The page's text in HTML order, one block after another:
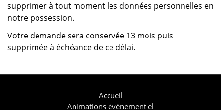
supprimer à tout moment les données personnelles en
notre possession.
Votre demande sera conservée 13 mois puis
supprimée à échéance de ce délai.
Accueil
Animations événementiel